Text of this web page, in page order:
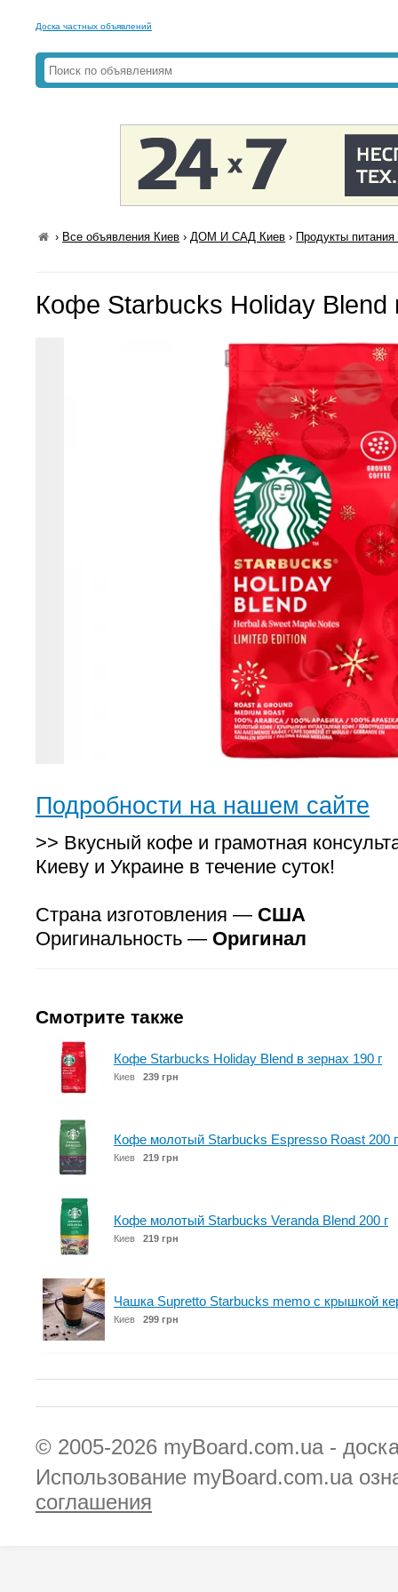
Доска частных объявлений
› Все объявления Киев ›ДОМ И САД Киев › Продукты
Кофе Starbucks Holiday Blend
Подробности на нашем сайте
>> Вкусный кофе и грамотная
Киеву и Украине в течение суток!
Страна изготовления — США
Оригинальность — Оригинал
Смотрите также
Кофе Starbucks Holiday Blend в зернах 190 г
Киев 239 грн
Кофе молотый Starbucks Espresso Roast 200 г
Киев 219 грн
Кофе молотый Starbucks Veranda Blend 200 г
Киев 219 грн
Чашка Supretto Starbucks memo с крышкой
Киев 299 грн
© 2005-2026 myBoard.com.ua -
Использование myBoard.com.ua
соглашения